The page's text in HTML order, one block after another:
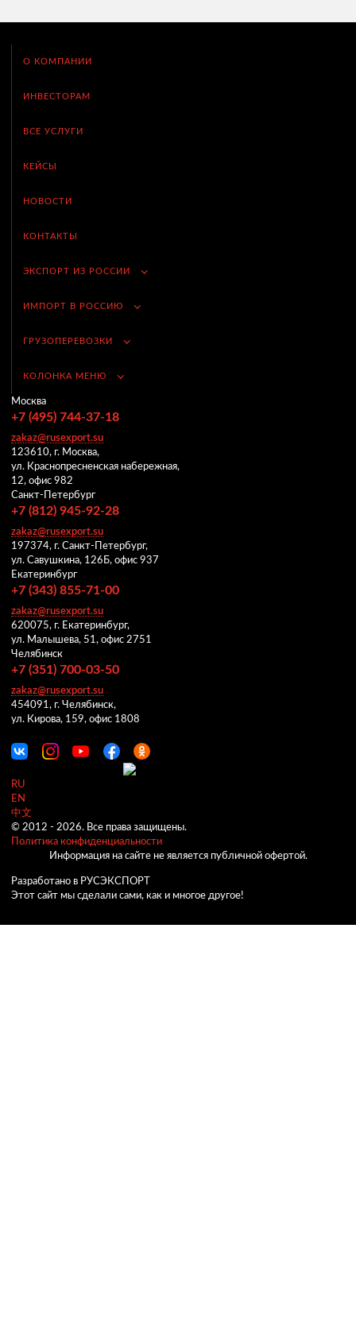
О КОМПАНИИ
ИНВЕСТОРАМ
ВСЕ УСЛУГИ
КЕЙСЫ
НОВОСТИ
КОНТАКТЫ
ЭКСПОРТ ИЗ РОССИИ
ИМПОРТ В РОССИЮ
ГРУЗОПЕРЕВОЗКИ
КОЛОНКА МЕНЮ
Москва
+7 (495) 744-37-18
zakaz@rusexport.su
123610, г. Москва,
ул. Краснопресненская набережная,
12, офис 982
Санкт-Петербург
+7 (812) 945-92-28
zakaz@rusexport.su
197374, г. Санкт-Петербург,
ул. Савушкина, 126Б, офис 937
Екатеринбург
+7 (343) 855-71-00
zakaz@rusexport.su
620075, г. Екатеринбург,
ул. Малышева, 51, офис 2751
Челябинск
+7 (351) 700-03-50
zakaz@rusexport.su
454091, г. Челябинск,
ул. Кирова, 159, офис 1808
RU
EN
中文
© 2012 - 2026. Все права защищены.
Политика конфиденциальности
Информация на сайте не является публичной офертой.
Разработано в РУСЭКСПОРТ
Этот сайт мы сделали сами, как и многое другое!